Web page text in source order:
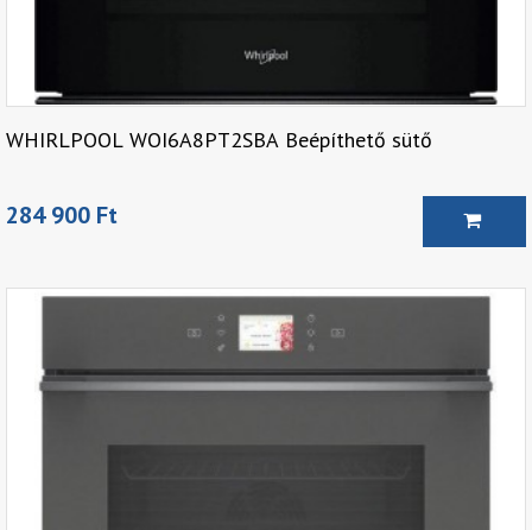
WHIRLPOOL WOI6A8PT2SBA Beépíthető sütő
284 900 Ft